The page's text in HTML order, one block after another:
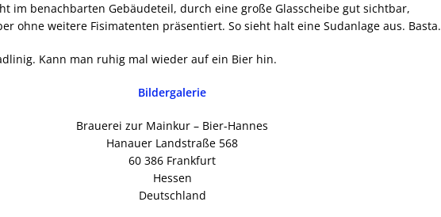
im benachbarten Gebäudeteil, durch eine große Glasscheibe gut sichtbar,
ohne weitere Fisimatenten präsentiert. So sieht halt eine Sudanlage aus. Basta.
Kann man ruhig mal wieder auf ein Bier hin.
Bildergalerie
Brauerei zur Mainkur – Bier-Hannes
Hanauer Landstraße 568
60 386 Frankfurt
Hessen
Deutschland